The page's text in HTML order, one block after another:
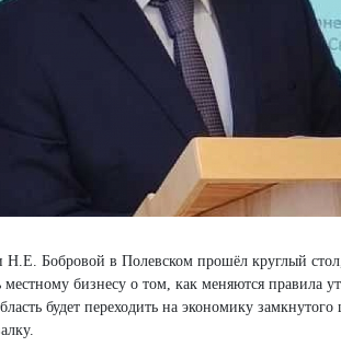
Н.Е. Бобровой в Полевском прошёл круглый
бизнесу о том, как меняются правила
будет переходить на экономику